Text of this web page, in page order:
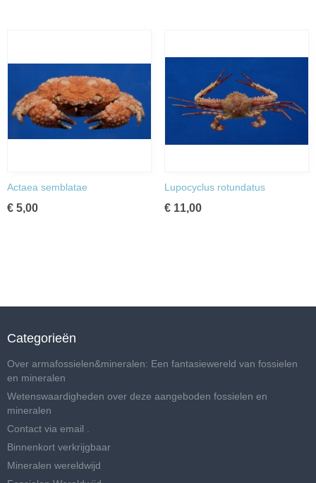
Actaea semblatae
€ 5,00
Lupocyclus rotundatus
€ 11,00
Categorieën
Over armafossielen&mineralen: Een fantasiewereld van fossielen
en mineralen
Wetenswaardigheden over deze aangeboden fossielen en
mineralen
Contact via email .
Binnenkort verkrijgbaar
Mineralen wereldwijd